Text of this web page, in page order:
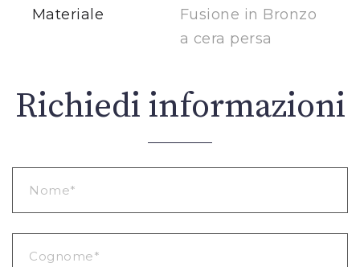
Materiale
Fusione in Bronzo
a cera persa
Richiedi informazioni